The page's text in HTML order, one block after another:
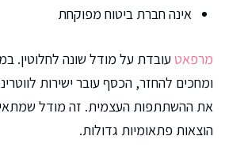
אינה חברת ביטוח מפוקחת
מרפאט עובדת על מודל שונה לחלוטין.
ומחכים להחזר, הכסף עובר ישירות
את ההשתתפות העצמית. זה מודל
הוצאות פתאומיות גדולות.